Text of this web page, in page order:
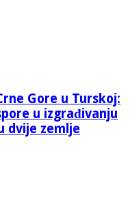
Gore u Turskoj:
u izgrađivanju
dvije zemlje